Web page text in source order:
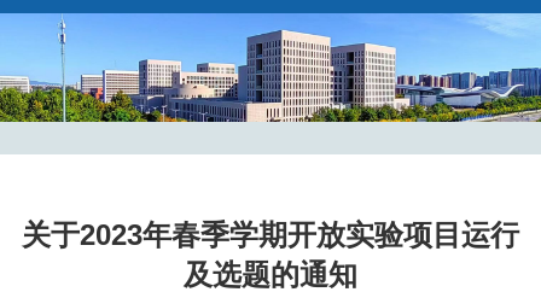
关于2023年春季学期开放实验项目运行
及选题的通知